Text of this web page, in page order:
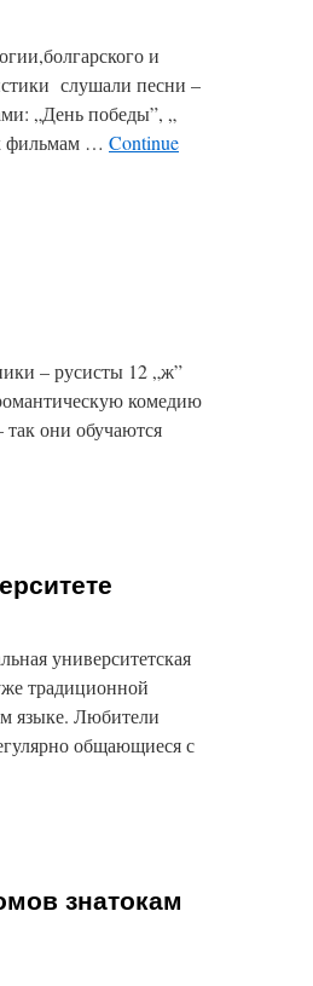
и
слушали песни –
„День победы”, „
фильмам … Continue
– русисты 12 „ж”
комедию
так они обучаются
университетская
традиционной
языке. Любители
общающиеся с
знатокам